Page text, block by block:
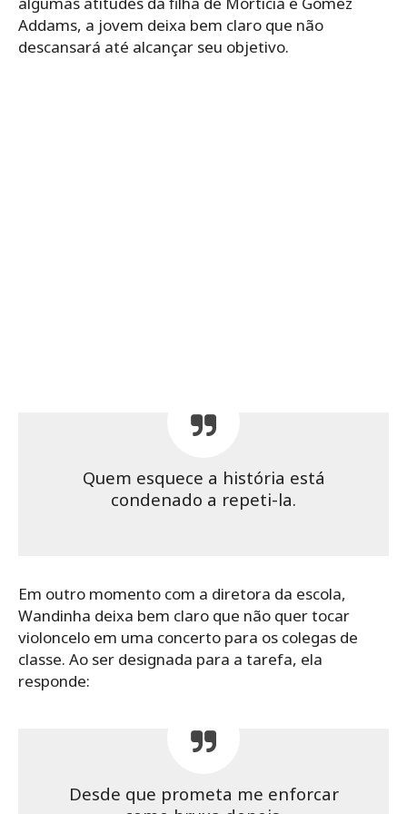
Addams, a jovem deixa bem claro que não
descansará até alcançar seu objetivo.
Quem esquece a história está
condenado a repeti-la.
Em outro momento com a diretora da escola,
Wandinha deixa bem claro que não quer tocar
violoncelo em uma concerto para os colegas de
classe. Ao ser designada para a tarefa, ela
responde:
Desde que prometa me enforcar